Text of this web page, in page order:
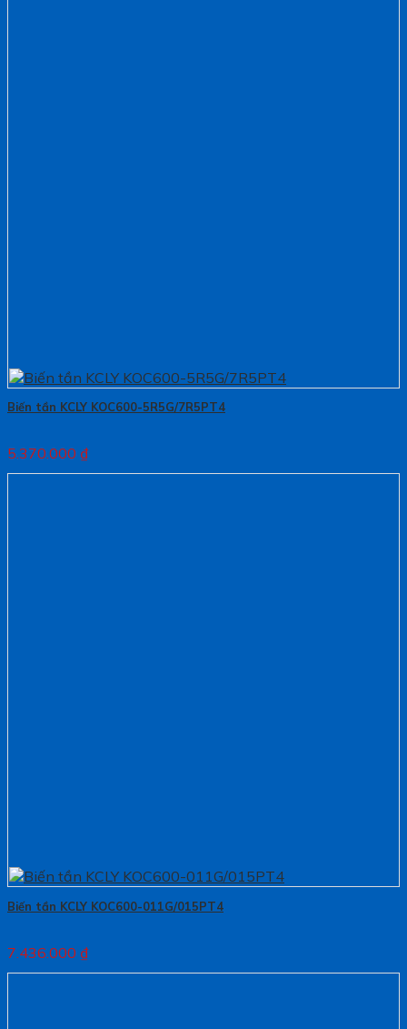
Biến tần KCLY KOC600-5R5G/7R5PT4
5.370.000 ₫
Biến tần KCLY KOC600-011G/015PT4
7.436.000 ₫